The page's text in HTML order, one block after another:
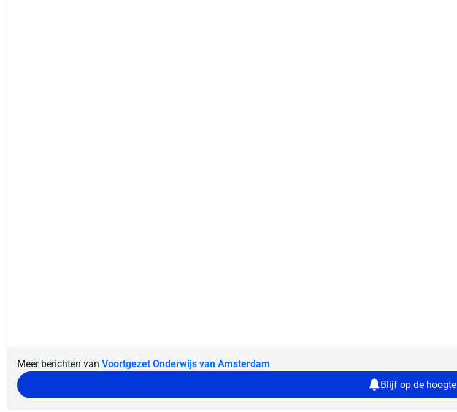
Meer berichten van Voortgezet Onderwijs van Amsterdam
Blijf op de hoogte